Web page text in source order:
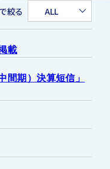
集
絞る ALL
載
間期）決算短信」